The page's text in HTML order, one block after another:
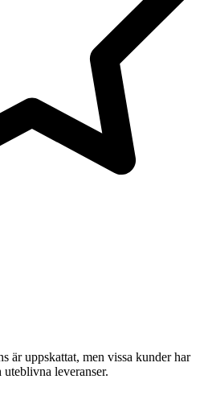
är uppskattat, men vissa kunder har
leveranser.